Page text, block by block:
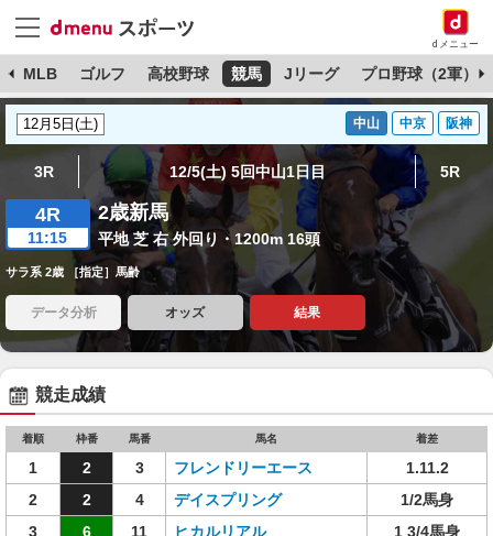
dメニュー
MLB ゴルフ 高校野球 競馬 Jリーグ プロ野球（2軍）
中山 中京 阪神
3R 12/5(土) 5回中山1日目 5R
4R
11:15
2歳新馬
平地 芝 右 外回り・1200m 16頭
サラ系 2歳 ［指定］馬齢
データ分析 オッズ 結果
競走成績
着順 枠番 馬番 馬名 着差
1 2 3 フレンドリーエース
1.11.2
2
2 4 デイスプリング
1/2馬身
3
6 11 ヒカルリアル
1 3/4馬身